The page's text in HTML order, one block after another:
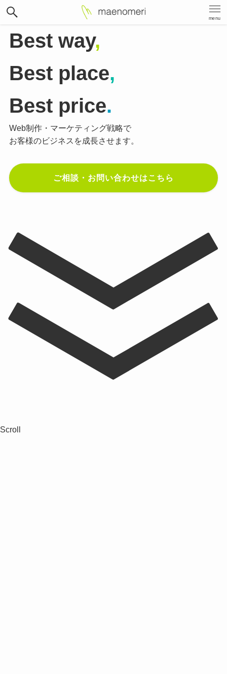
menu
Best way,
Best place,
Best price.
Web制作・マーケティング戦略で
お客様のビジネスを成長させます。
ご相談・お問い合わせはこちら
Scroll